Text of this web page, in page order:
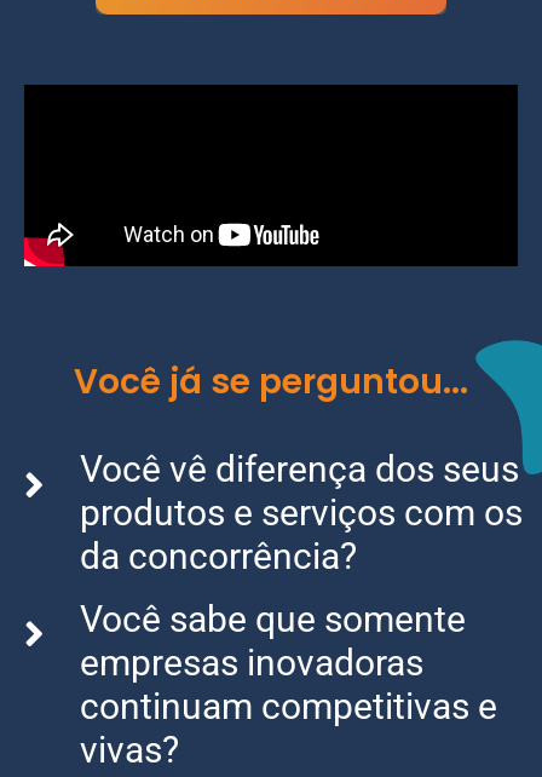
Você já se perguntou...
Você vê diferença dos seus
produtos e serviços com os
da concorrência?
Você sabe que somente
empresas inovadoras
continuam competitivas e
vivas?